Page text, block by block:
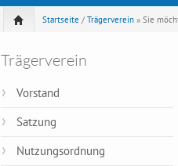
Startseite / Trägerverein » Sie
Trägerverein
Vorstand
Satzung
Nutzungsordnung